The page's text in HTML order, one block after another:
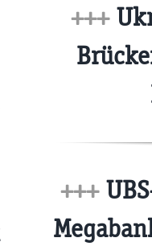
+++
+++